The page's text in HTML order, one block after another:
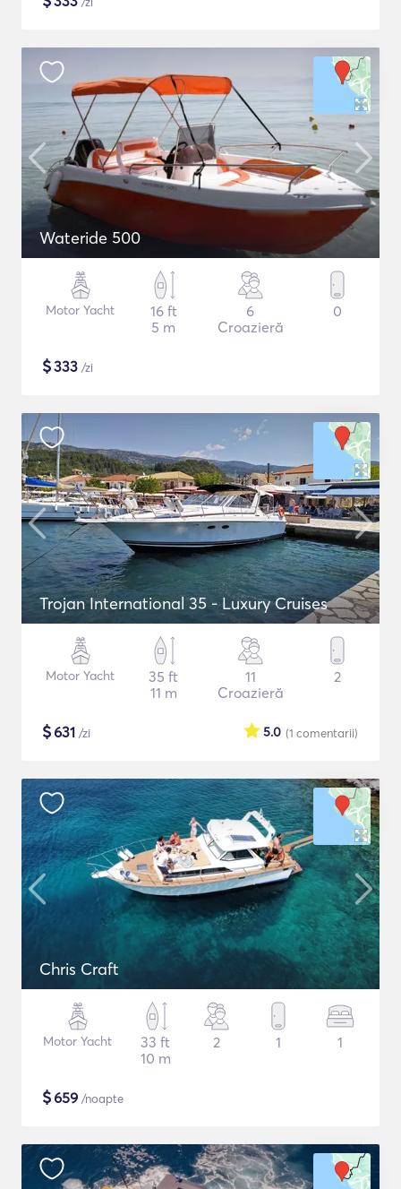
Wateride 500
Motor Yacht
16 ft
5 m
6
Croazieră
0
$333 /zi
Trojan International 35 - Luxury Cruises
Motor Yacht
35 ft
11 m
11
Croazieră
2
$631 /zi (1 comentarii)
5.0
Chris Craft
Motor Yacht
33 ft
10 m
2 1 1
$659 /noapte